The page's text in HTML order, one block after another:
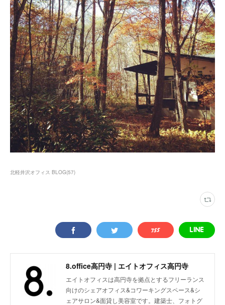
北軽井沢オフィス BLOG(57)
8.office高円寺 | エイトオフィス高円寺
エイトオフィスは高円寺を拠点とするフリーランス
向けのシェアオフィス&コワーキングスペース&シ
ェアサロン&面貸し美容室です。建築士、フォトグ